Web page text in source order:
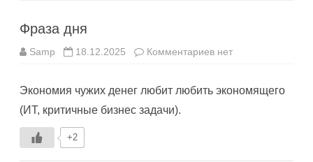
Фраза дня
Samp 18.12.2025 Комментариевк нет
Экономия чужих денег любит любить экономящего
(ИТ, критичные бизнес задачи).
+2